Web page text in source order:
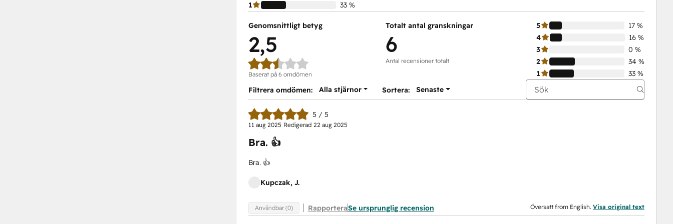
1
33 %
Genomsnittligt betyg
2,5
Baserat på 6 omdömen
Totalt antal granskningar
6
Antal recensioner totalt
5
17 %
4
16 %
3
0 %
2
34 %
1
33 %
Filtrera omdömen:
Alla stjärnor Sortera: Senaste
5 / 5
11 aug 2025 Redigerad 22 aug 2025
Bra. 👍
Bra. 👍
Kupczak, J.
Användbar (0) RapporteraSe ursprunglig recension Översatt from English. Visa original text